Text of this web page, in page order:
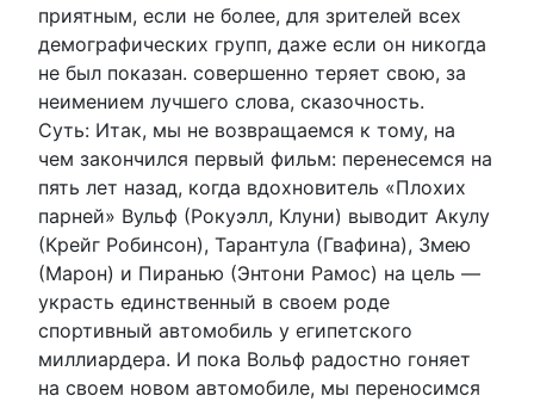
приятным, если не более, для зрителей всех
демографических групп, даже если он никогда
не был показан. совершенно теряет свою, за
неимением лучшего слова, сказочность.
Суть: Итак, мы не возвращаемся к тому, на
чем закончился первый фильм: перенесемся на
пять лет назад, когда вдохновитель «Плохих
парней» Вульф (Рокуэлл, Клуни) выводит Акулу
(Крейг Робинсон), Тарантула (Гвафина), Змею
(Марон) и Пиранью (Энтони Рамос) на цель —
украсть единственный в своем роде
спортивный автомобиль у египетского
миллиардера. И пока Вольф радостно гоняет
на своем новом автомобиле, мы переносимся